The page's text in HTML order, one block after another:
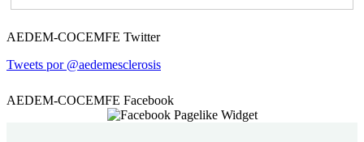
AEDEM-COCEMFE Twitter
Tweets por @aedemesclerosis
AEDEM-COCEMFE Facebook